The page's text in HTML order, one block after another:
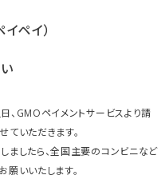
ペイ）
、GMOペイメントサービスより請
ていただきます。
ましたら、全国主要のコンビニなど
願いいたします。